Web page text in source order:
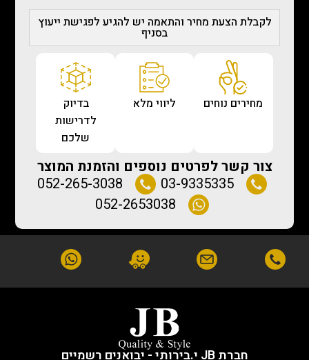
לקבלת הצעת מחיר והתאמה יש להגיע לפגישת ייעוץ
בסניף
מחירים נוחים ליווי מלא
בדיוק
לדרישות
שלכם
צור קשר לפרטים נוספים והזמנת המוצר
03-9335335
052-265-3038
052-2653038
חברת JB י.בירותי - יבואנים רשמיים